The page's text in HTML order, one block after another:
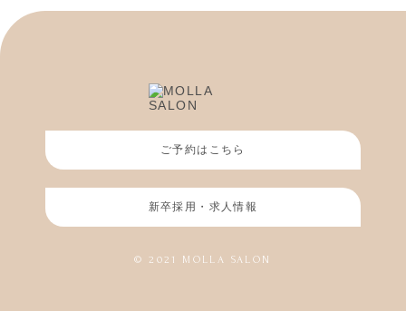
ご予約はこちら
新卒採用・求人情報
© 2021 MOLLA SALON